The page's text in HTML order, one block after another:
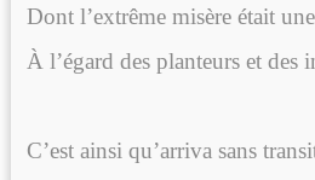
Dont l’extrême misère était
À l’égard des planteurs et des
C’est ainsi qu’arriva sans